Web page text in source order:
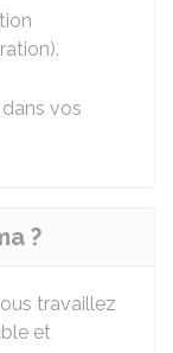
vos
?
travaillez
et